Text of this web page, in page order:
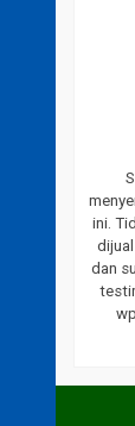
ini.
dan